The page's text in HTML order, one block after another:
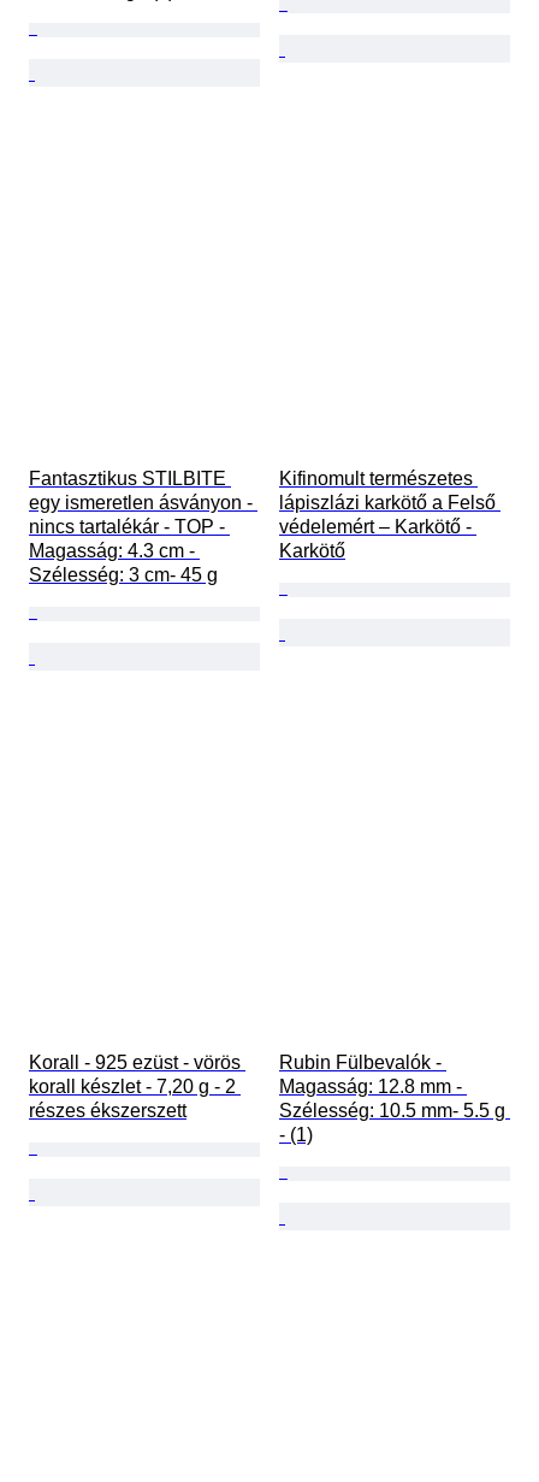
Fantasztikus STILBITE
egy ismeretlen ásványon -
nincs tartalékár - TOP -
Magasság: 4.3 cm -
Szélesség: 3 cm- 45 g
Kifinomult természetes
lápiszlázi karkötő a Felső
védelemért – Karkötő -
Karkötő
Korall - 925 ezüst - vörös
korall készlet - 7,20 g - 2
részes ékszerszett
Rubin Fülbevalók -
Magasság: 12.8 mm -
Szélesség: 10.5 mm- 5.5 g
- (1)